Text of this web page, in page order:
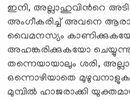
ഇനി, അല്ലാഹുവിന്‍റെ
അംഗീകരിച്ച് അവനെ
വൈമനസ്യം
അഹങ്കരിക്കുകയോ
തന്നെയായാലും ശരി,
ഒന്നൊഴിയാതെ
മുമ്പില്‍ ഹാജരാക്കി